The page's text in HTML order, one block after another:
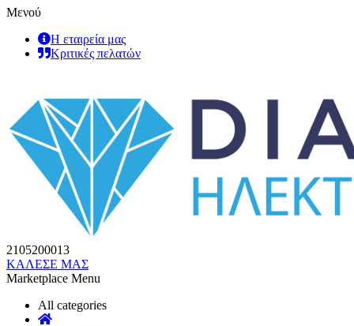
Μενού
Η εταιρεία μας
Κριτικές πελατών
2105200013
ΚΑΛΕΣΕ ΜΑΣ
Marketplace Menu
All categories